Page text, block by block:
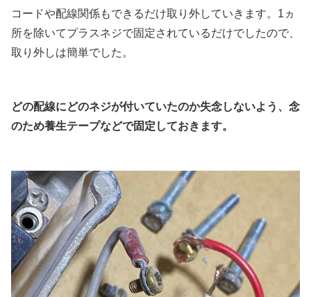
コードや配線関係もできるだけ取り外していきます。1ヵ
所を除いてプラスネジで固定されているだけでしたので、
取り外しは簡単でした。
どの配線にどのネジが付いていたのか失念しないよう、念
のため養生テープなどで固定しておきます。